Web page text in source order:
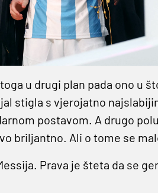
u drugi plan pada ono u
stigla s vjerojatno
postavom. A drugo
briljantno. Ali o tome se
Prava je šteta da se